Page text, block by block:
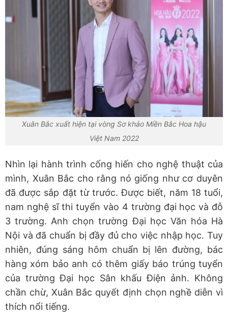
Xuân Bắc xuất hiện tại vòng Sơ khảo Miền Bắc Hoa hậu
Việt Nam 2022
Nhìn lại hành trình cống hiến cho nghệ thuật của
mình, Xuân Bắc cho rằng nó giống như cơ duyên
đã được sắp đặt từ trước. Được biết, năm 18 tuổi,
nam nghệ sĩ thi tuyển vào 4 trường đại học và đỗ
3 trường. Anh chọn trường Đại học Văn hóa Hà
Nội và đã chuẩn bị đầy đủ cho việc nhập học. Tuy
nhiên, đúng sáng hôm chuẩn bị lên đường, bác
hàng xóm bảo anh có thêm giấy báo trúng tuyển
của trường Đại học Sân khấu Điện ảnh. Không
chần chừ, Xuân Bắc quyết định chọn nghề diễn vì
thích nổi tiếng.